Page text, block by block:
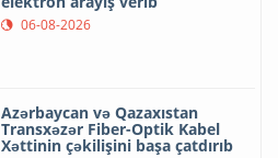
06-08-2026
Azərbaycan və Qazaxıstan
Transxəzər Fiber-Optik Kabel
Xəttinin çəkilişini başa çatdırıb